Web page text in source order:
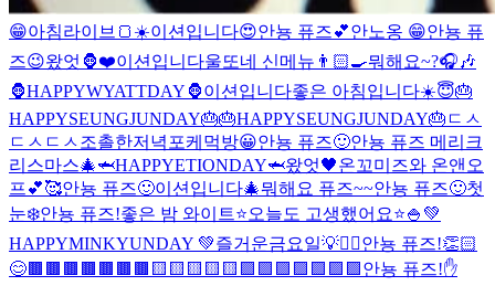
😁아침라이브🍞☀️이션입니다😍안뇽 퓨즈💕안노옹 😁안뇽 퓨
즈😉왔엇🦍❤️이션입니다울또네 신메뉴👨🏻‍🍳뭐해요~?🎧🎶
🦍HAPPYWYATTDAY🦍이션입니다좋은 아침입니다☀️😇🎂
HAPPYSEUNGJUNDAY🎂🎂HAPPYSEUNGJUNDAY🎂 ㄷㅅ
ㄷㅅ ㄷㅅ조촐한저녁 포케먹방😀안뇽 퓨즈🙂안뇽 퓨즈 메리크
리스마스🎄🦈HAPPYETIONDAY🦈왔엇🖤온꼬미즈와 온앤오
프💕🥰안뇽 퓨즈🙂이션입니다🎄뭐해요 퓨즈~~안뇽 퓨즈🙂첫
눈❄️안뇽 퓨즈!좋은 밤 와이트⭐️오늘도 고생했어요⭐️🍚 💚
HAPPYMINKYUNDAY 💚즐거운금요일💡✌🏻안뇽 퓨즈!👏🏻
😊🟫🟫🟫🟫🟫🟫🟫🟨🟨🟨 🟨🟨🟪🟪🟪🟪🟪🟪🟪 안뇽 퓨즈!✋